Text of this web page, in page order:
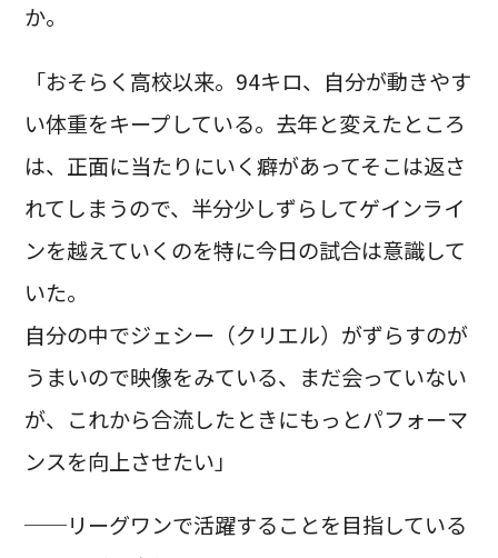
か。
「おそらく高校以来。94キロ、自分が動きやす
い体重をキープしている。去年と変えたところ
は、正面に当たりにいく癖があってそこは返さ
れてしまうので、半分少しずらしてゲインライ
ンを越えていくのを特に今日の試合は意識して
いた。
自分の中でジェシー（クリエル）がずらすのが
うまいので映像をみている、まだ会っていない
が、これから合流したときにもっとパフォーマ
ンスを向上させたい」
──リーグワンで活躍することを目指している